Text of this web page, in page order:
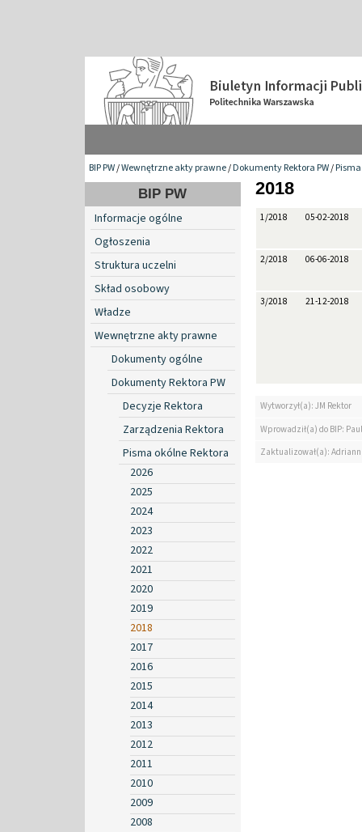
BIP PW/Wewnętrzne akty prawne/Dokumenty Rektora PW/
BIP PW
Informacje ogólne
Ogłoszenia
Struktura uczelni
Skład osobowy
Władze
Wewnętrzne akty prawne
Dokumenty ogólne
Dokumenty Rektora PW
Decyzje Rektora
Zarządzenia Rektora
Pisma okólne Rektora
2026
2025
2024
2023
2022
2021
2020
2019
2018
2017
2016
2015
2014
2013
2012
2011
2010
2009
2008
2018
1/2018 05-02-2018
2/2018 06-06-2018
3/2018 21-12-2018
Wytworzył(a): JM Rektor
Wprowadził(a) do BIP:
Zaktualizował(a):